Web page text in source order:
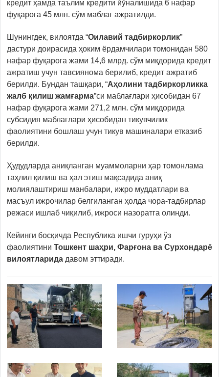
кредит ҳамда таълим кредити йўналишида 6 нафар
фуқарога 45 млн. сўм маблағ ажратилди.
Шунингдек, вилоятда “Оилавий тадбиркорлик”
дастури доирасида ҳоким ёрдамчилари томонидан 580
нафар фуқарога жами 14,6 млрд. сўм миқдорида кредит
ажратиш учун тавсиянома берилиб, кредит ажратиб
берилди. Бундан ташқари, “Аҳолини тадбиркорликка
жалб қилиш жамғарма”си маблағлари ҳисобидан 67
нафар фуқарога жами 271,2 млн. сўм миқдорида
субсидия маблағлари ҳисобидан тикувчилик
фаолиятини бошлаш учун тикув машиналари етказиб
берилди.
Ҳудудларда аниқланган муаммоларни ҳар томонлама
таҳлил қилиш ва ҳал этиш мақсадида аниқ
молиялаштириш манбалари, ижро муддатлари ва
масъул ижрочилар белгиланган ҳолда чора-тадбирлар
режаси ишлаб чиқилиб, ижроси назоратга олинди.
Кейинги босқичда Республика ишчи гуруҳи ўз
фаолиятини Тошкент шаҳри, Фарғона ва Сурхондарё
вилоятларида давом эттиради.